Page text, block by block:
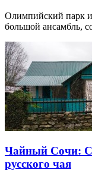
Олимпийский парк
большой ансамбль,
Чайный Сочи:
русского чая